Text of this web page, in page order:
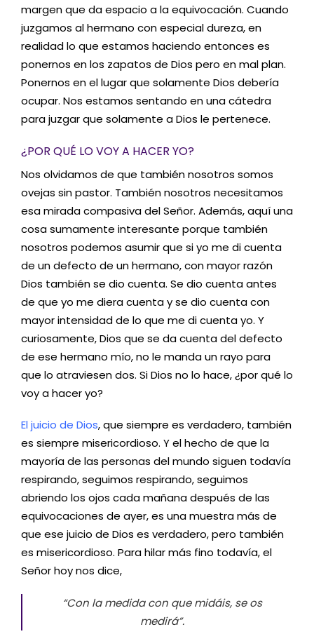
margen que da espacio a la equivocación. Cuando
juzgamos al hermano con especial dureza, en
realidad lo que estamos haciendo entonces es
ponernos en los zapatos de Dios pero en mal plan.
Ponernos en el lugar que solamente Dios debería
ocupar. Nos estamos sentando en una cátedra
para juzgar que solamente a Dios le pertenece.
¿POR QUÉ LO VOY A HACER YO?
Nos olvidamos de que también nosotros somos
ovejas sin pastor. También nosotros necesitamos
esa mirada compasiva del Señor. Además, aquí una
cosa sumamente interesante porque también
nosotros podemos asumir que si yo me di cuenta
de un defecto de un hermano, con mayor razón
Dios también se dio cuenta. Se dio cuenta antes
de que yo me diera cuenta y se dio cuenta con
mayor intensidad de lo que me di cuenta yo. Y
curiosamente, Dios que se da cuenta del defecto
de ese hermano mío, no le manda un rayo para
que lo atraviesen dos. Si Dios no lo hace, ¿por qué lo
voy a hacer yo?
El juicio de Dios, que siempre es verdadero, también
es siempre misericordioso. Y el hecho de que la
mayoría de las personas del mundo siguen todavía
respirando, seguimos respirando, seguimos
abriendo los ojos cada mañana después de las
equivocaciones de ayer, es una muestra más de
que ese juicio de Dios es verdadero, pero también
es misericordioso. Para hilar más fino todavía, el
Señor hoy nos dice,
“Con la medida con que midáis, se os
medirá”.